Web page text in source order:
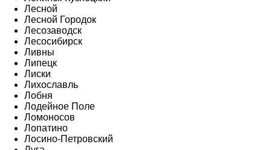
Лесной
Лесной Городок
Лесозаводск
Лесосибирск
Ливны
Липецк
Лиски
Лихославль
Лобня
Лодейное Поле
Ломоносов
Лопатино
Лосино-Петровский